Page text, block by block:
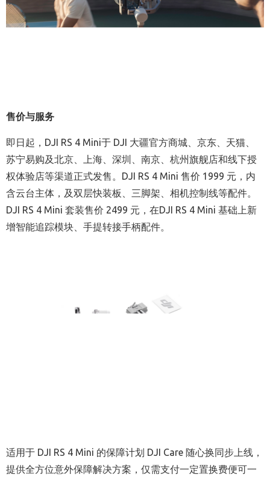
售价与服务
即日起，DJI RS 4 Mini于 DJI 大疆官方商城、京东、天猫、
苏宁易购及北京、上海、深圳、南京、杭州旗舰店和线下授
权体验店等渠道正式发售。DJI RS 4 Mini 售价 1999 元，内
含云台主体，及双层快装板、三脚架、相机控制线等配件。
DJI RS 4 Mini 套装售价 2499 元，在DJI RS 4 Mini 基础上新
增智能追踪模块、手提转接手柄配件。
适用于 DJI RS 4 Mini 的保障计划 DJI Care 随心换同步上线，
提供全方位意外保障解决方案，仅需支付一定置换费便可一